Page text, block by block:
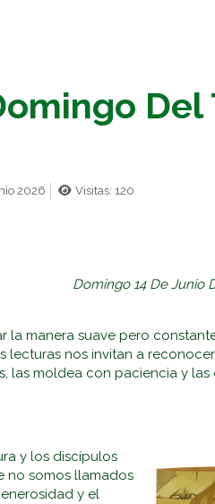
Del
2026 Visitas: 120
Domingo 14 De Junio
la manera suave pero
lecturas nos invitan a
las moldea con paciencia y las
y los discípulos
no somos llamados
y el